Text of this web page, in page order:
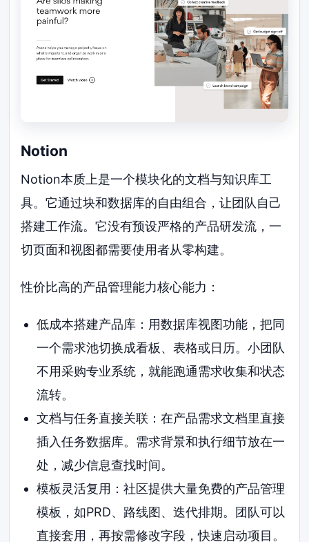
Notion
Notion本质上是一个模块化的文档与知识库工
具。它通过块和数据库的自由组合，让团队自己
搭建工作流。它没有预设严格的产品研发流，一
切页面和视图都需要使用者从零构建。
性价比高的产品管理能力核心能力：
低成本搭建产品库：用数据库视图功能，把同
一个需求池切换成看板、表格或日历。小团队
不用采购专业系统，就能跑通需求收集和状态
流转。
文档与任务直接关联：在产品需求文档里直接
插入任务数据库。需求背景和执行细节放在一
处，减少信息查找时间。
模板灵活复用：社区提供大量免费的产品管理
模板，如PRD、路线图、迭代排期。团队可以
直接套用，再按需修改字段，快速启动项目。